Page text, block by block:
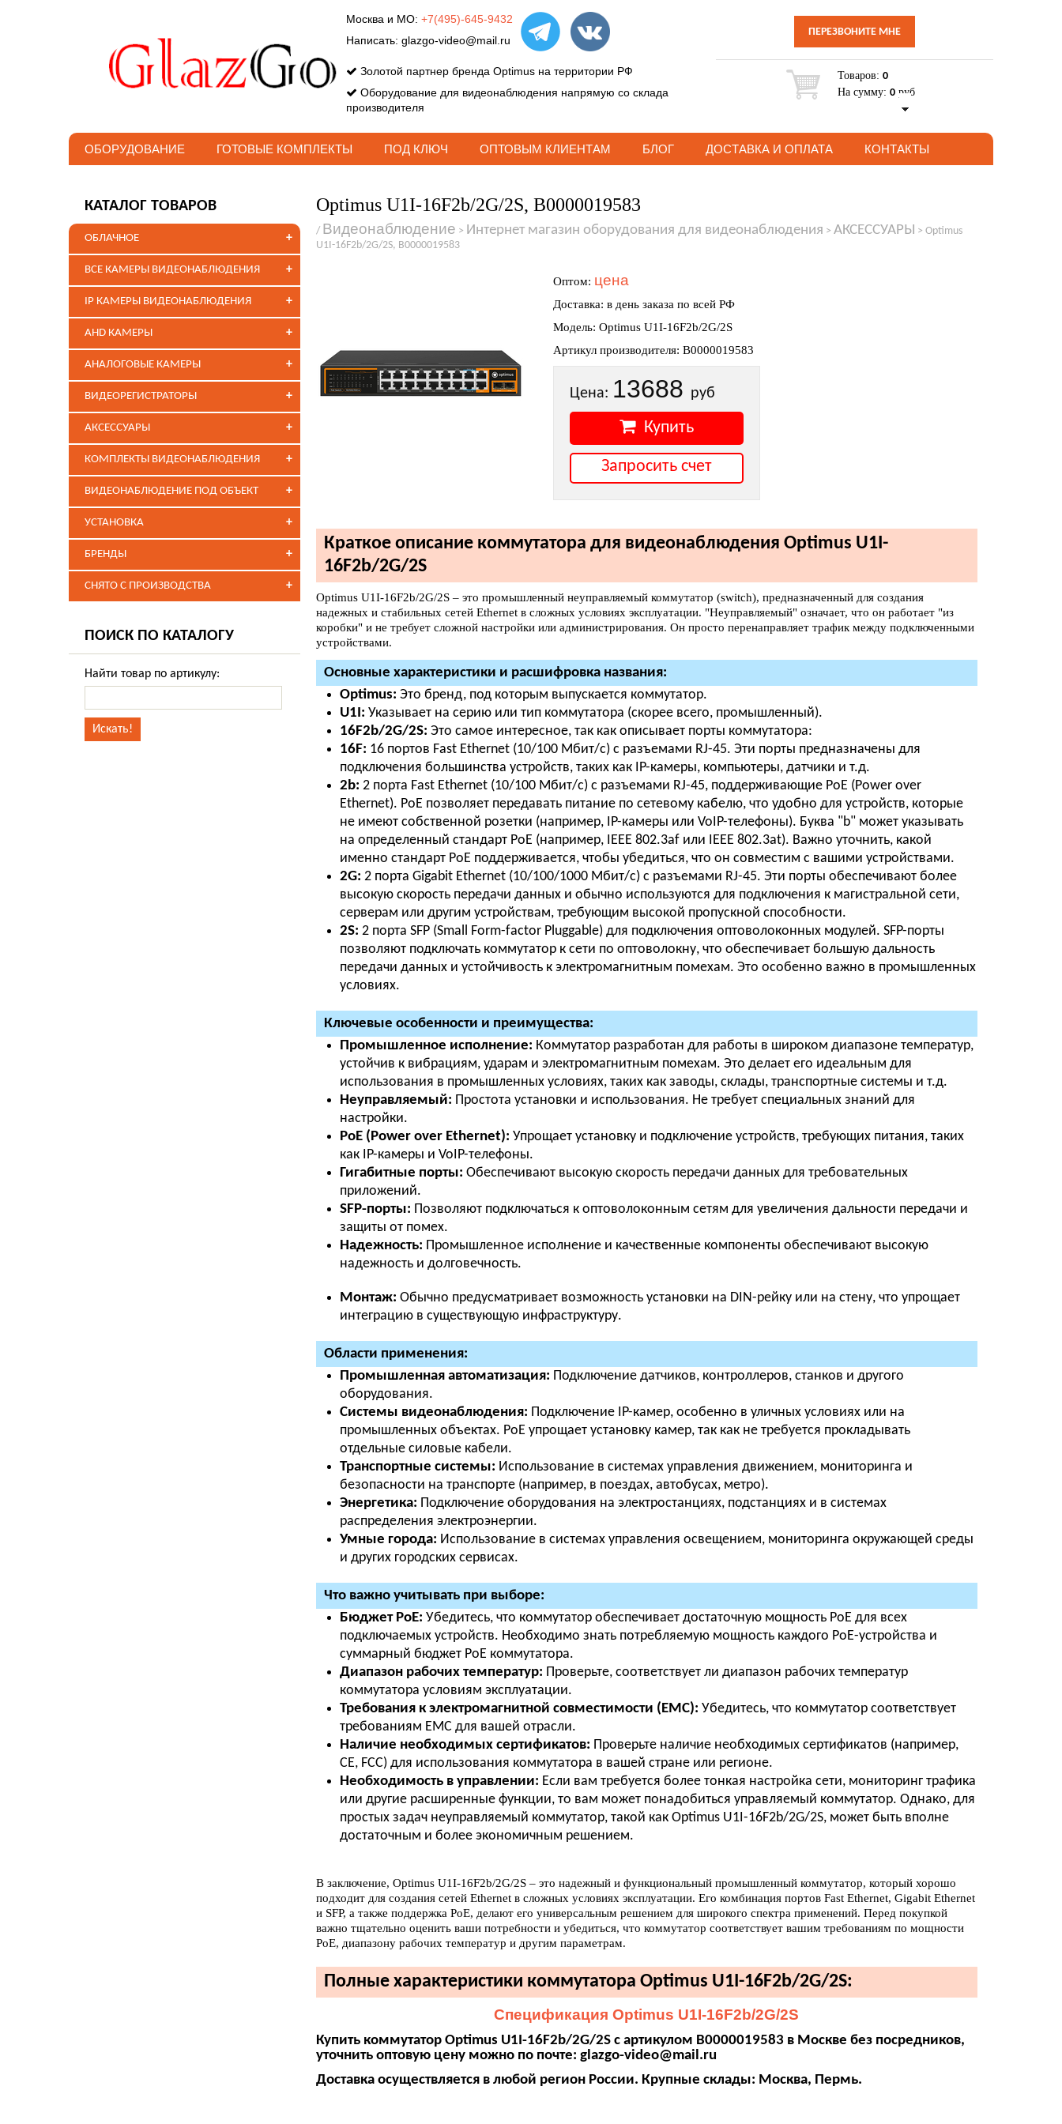
Москва и МО: +7(495)-645-9432
Написать: glazgo-video@mail.ru
Золотой партнер бренда Optimus на территории РФ
Оборудование для видеонаблюдения напрямую со склада
производителя
ПЕРЕЗВОНИТЕ МНЕ
Товаров: 0
На сумму: 0 руб
ОБОРУДОВАНИЕ ГОТОВЫЕ КОМПЛЕКТЫ ПОД КЛЮЧ ОПТОВЫМ КЛИЕНТАМ БЛОГ ДОСТАВКА И ОПЛАТА КОНТАКТЫ
Optimus U1I-16F2b/2G/2S, В0000019583
/ Видеонаблюдение > Интернет магазин оборудования для видеонаблюдения > АКСЕССУАРЫ > Optimus
U1I-16F2b/2G/2S, В0000019583
Оптом: цена
Доставка: в день заказа по всей РФ
Модель: Optimus U1I-16F2b/2G/2S
Артикул производителя: В0000019583
Цена: 13688 руб
Купить
Запросить счет
Краткое описание коммутатора для видеонаблюдения Optimus U1I-
16F2b/2G/2S
Optimus U1I-16F2b/2G/2S – это промышленный неуправляемый коммутатор (switch), предназначенный для создания
надежных и стабильных сетей Ethernet в сложных условиях эксплуатации. "Неуправляемый" означает, что он работает "из
коробки" и не требует сложной настройки или администрирования. Он просто перенаправляет трафик между подключенными
устройствами.
Основные характеристики и расшифровка названия:
Optimus: Это бренд, под которым выпускается коммутатор.
U1I: Указывает на серию или тип коммутатора (скорее всего, промышленный).
16F2b/2G/2S: Это самое интересное, так как описывает порты коммутатора:
16F: 16 портов Fast Ethernet (10/100 Мбит/с) с разъемами RJ-45. Эти порты предназначены для
подключения большинства устройств, таких как IP-камеры, компьютеры, датчики и т.д.
2b: 2 порта Fast Ethernet (10/100 Мбит/с) с разъемами RJ-45, поддерживающие PoE (Power over
Ethernet). PoE позволяет передавать питание по сетевому кабелю, что удобно для устройств, которые
не имеют собственной розетки (например, IP-камеры или VoIP-телефоны). Буква "b" может указывать
на определенный стандарт PoE (например, IEEE 802.3af или IEEE 802.3at). Важно уточнить, какой
именно стандарт PoE поддерживается, чтобы убедиться, что он совместим с вашими устройствами.
2G: 2 порта Gigabit Ethernet (10/100/1000 Мбит/с) с разъемами RJ-45. Эти порты обеспечивают более
высокую скорость передачи данных и обычно используются для подключения к магистральной сети,
серверам или другим устройствам, требующим высокой пропускной способности.
2S: 2 порта SFP (Small Form-factor Pluggable) для подключения оптоволоконных модулей. SFP-порты
позволяют подключать коммутатор к сети по оптоволокну, что обеспечивает большую дальность
передачи данных и устойчивость к электромагнитным помехам. Это особенно важно в промышленных
условиях.
Ключевые особенности и преимущества:
Промышленное исполнение: Коммутатор разработан для работы в широком диапазоне температур,
устойчив к вибрациям, ударам и электромагнитным помехам. Это делает его идеальным для
использования в промышленных условиях, таких как заводы, склады, транспортные системы и т.д.
Неуправляемый: Простота установки и использования. Не требует специальных знаний для
настройки.
PoE (Power over Ethernet): Упрощает установку и подключение устройств, требующих питания, таких
как IP-камеры и VoIP-телефоны.
Гигабитные порты: Обеспечивают высокую скорость передачи данных для требовательных
приложений.
SFP-порты: Позволяют подключаться к оптоволоконным сетям для увеличения дальности передачи и
защиты от помех.
Надежность: Промышленное исполнение и качественные компоненты обеспечивают высокую
надежность и долговечность.
Монтаж: Обычно предусматривает возможность установки на DIN-рейку или на стену, что упрощает
интеграцию в существующую инфраструктуру.
Области применения:
Промышленная автоматизация: Подключение датчиков, контроллеров, станков и другого
оборудования.
Системы видеонаблюдения: Подключение IP-камер, особенно в уличных условиях или на
промышленных объектах. PoE упрощает установку камер, так как не требуется прокладывать
отдельные силовые кабели.
Транспортные системы: Использование в системах управления движением, мониторинга и
безопасности на транспорте (например, в поездах, автобусах, метро).
Энергетика: Подключение оборудования на электростанциях, подстанциях и в системах
распределения электроэнергии.
Умные города: Использование в системах управления освещением, мониторинга окружающей среды
и других городских сервисах.
Что важно учитывать при выборе:
Бюджет PoE: Убедитесь, что коммутатор обеспечивает достаточную мощность PoE для всех
подключаемых устройств. Необходимо знать потребляемую мощность каждого PoE-устройства и
суммарный бюджет PoE коммутатора.
Диапазон рабочих температур: Проверьте, соответствует ли диапазон рабочих температур
коммутатора условиям эксплуатации.
Требования к электромагнитной совместимости (EMC): Убедитесь, что коммутатор соответствует
требованиям EMC для вашей отрасли.
Наличие необходимых сертификатов: Проверьте наличие необходимых сертификатов (например,
CE, FCC) для использования коммутатора в вашей стране или регионе.
Необходимость в управлении: Если вам требуется более тонкая настройка сети, мониторинг трафика
или другие расширенные функции, то вам может понадобиться управляемый коммутатор. Однако, для
простых задач неуправляемый коммутатор, такой как Optimus U1I-16F2b/2G/2S, может быть вполне
достаточным и более экономичным решением.
В заключение, Optimus U1I-16F2b/2G/2S – это надежный и функциональный промышленный коммутатор, который хорошо
подходит для создания сетей Ethernet в сложных условиях эксплуатации. Его комбинация портов Fast Ethernet, Gigabit Ethernet
и SFP, а также поддержка PoE, делают его универсальным решением для широкого спектра применений. Перед покупкой
важно тщательно оценить ваши потребности и убедиться, что коммутатор соответствует вашим требованиям по мощности
PoE, диапазону рабочих температур и другим параметрам.
Полные характеристики коммутатора Optimus U1I-16F2b/2G/2S:
Спецификация Optimus U1I-16F2b/2G/2S
Купить коммутатор Optimus U1I-16F2b/2G/2S с артикулом В0000019583 в Москве без посредников,
уточнить оптовую цену можно по почте: glazgo-video@mail.ru
Доставка осуществляется в любой регион России. Крупные склады: Москва, Пермь.
КАТАЛОГ ТОВАРОВ
+
ОБЛАЧНОЕ
+
ВСЕ КАМЕРЫ ВИДЕОНАБЛЮДЕНИЯ
+
IP КАМЕРЫ ВИДЕОНАБЛЮДЕНИЯ
+
AHD КАМЕРЫ
+
АНАЛОГОВЫЕ КАМЕРЫ
+
ВИДЕОРЕГИСТРАТОРЫ
+
АКСЕССУАРЫ
+
КОМПЛЕКТЫ ВИДЕОНАБЛЮДЕНИЯ
+
ВИДЕОНАБЛЮДЕНИЕ ПОД ОБЪЕКТ
+
УСТАНОВКА
+
БРЕНДЫ
+
СНЯТО С ПРОИЗВОДСТВА
ПОИСК ПО КАТАЛОГУ
Найти товар по артикулу: